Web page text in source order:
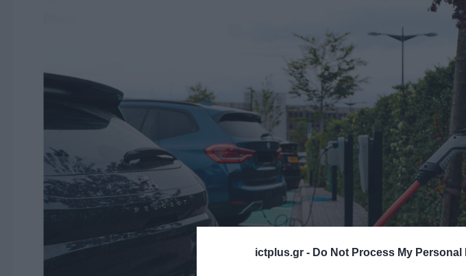
ictplus.gr - Do Not Process My Personal